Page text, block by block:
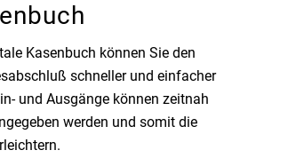
Kasenbuch können Sie den
schneller und einfacher
und Ausgänge können zeitnah
werden und somit die